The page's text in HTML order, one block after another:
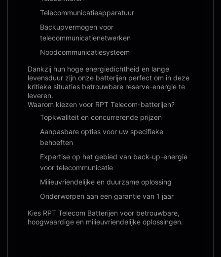
Telecommunicatieapparatuur
Backupvermogen voor
telecommunicatienetwerken
Noodcommunicatiesysteem
Dankzij hun hoge energiedichtheid en lange
levensduur zijn onze batterijen perfect om in deze
kritieke situaties betrouwbare reserve-energie te
leveren.
Waarom kiezen voor RPT Telecom-batterijen?
Topkwaliteit en concurrerende prijzen
Aanpasbare opties voor uw specifieke
behoeften
Expertise op het gebied van back-up-energie
voor telecommunicatie
Milieuvriendelijke en duurzame oplossing
Onderworpen aan een garantie van 1 jaar
Kies RPT Telecom Batterijen voor betrouwbare,
hoogwaardige en milieuvriendelijke oplossingen.